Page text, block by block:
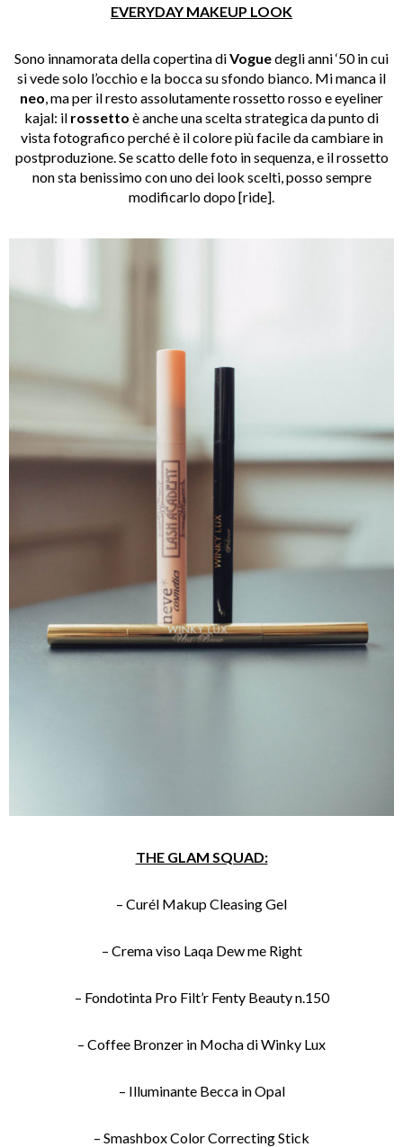
EVERYDAY MAKEUP LOOK
Sono innamorata della copertina diVoguedegli anni ‘50 in cui
si vede solo l’occhio e la bocca su sfondo bianco. Mi manca il
neo, ma per il resto assolutamente rossetto rosso e eyeliner
kajal: il rossetto è anche una scelta strategica da punto di
vista fotografico perché è il colore più facile da cambiare in
postproduzione. Se scatto delle foto in sequenza, e il rossetto
non sta benissimo con uno dei look scelti, posso sempre
modificarlo dopo [ride].
THE GLAM SQUAD:
– Curél Makup Cleasing Gel
– Crema viso Laqa Dew me Right
– Fondotinta Pro Filt’r Fenty Beauty n.150
– Coffee Bronzer in Mocha di Winky Lux
– Illuminante Becca in Opal
– Smashbox Color Correcting Stick